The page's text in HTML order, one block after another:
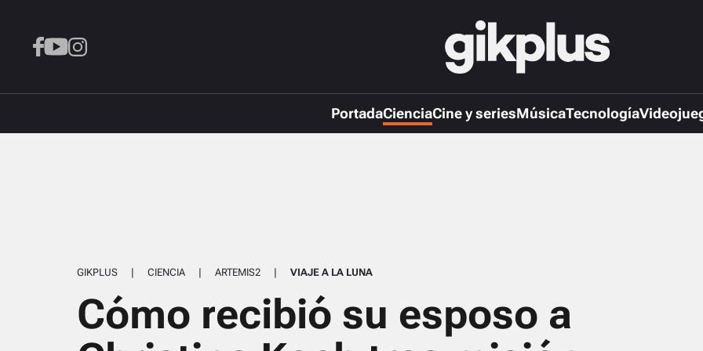
PortadaCienciaCine y seriesMúsicaTecnología
GIKPLUS | CIENCIA | ARTEMIS2 | VIAJE A LA LUNA
Cómo recibió su esposo a